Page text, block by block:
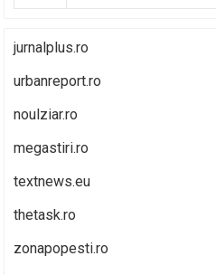
jurnalplus.ro
urbanreport.ro
noulziar.ro
megastiri.ro
textnews.eu
thetask.ro
zonapopesti.ro